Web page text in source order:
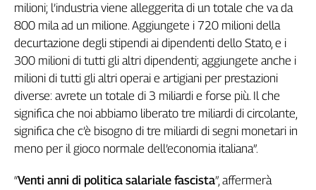
Basilicata
Calabria
Campania
Emilia-
Venezia
Giulia
Lazio
milioni; l’industria viene alleggerita di un totale che va da
800 mila ad un milione. Aggiungete i 720 milioni della
decurtazione degli stipendi ai dipendenti dello Stato, e i
300 milioni di tutti gli altri dipendenti; aggiungete anche i
milioni di tutti gli altri operai e artigiani per prestazioni
diverse: avrete un totale di 3 miliardi e forse più. Il che
significa che noi abbiamo liberato tre miliardi di circolante,
significa che c’è bisogno di tre miliardi di segni monetari in
meno per il gioco normale dell’economia italiana”.
“Venti anni di politica salariale fascista”, affermerà